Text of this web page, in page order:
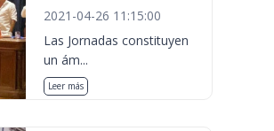
2021-04-26 11:15:00
Las Jornadas constituyen
un ám...
Leer más